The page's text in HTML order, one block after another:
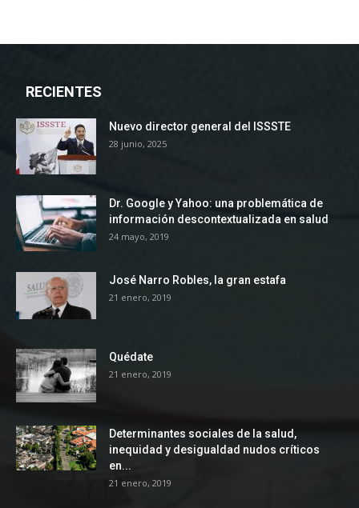
RECIENTES
Nuevo director general del ISSSTE
28 junio, 2025
Dr. Google y Yahoo: una problemática de
información descontextualizada en salud
24 mayo, 2019
José Narro Robles, la gran estafa
21 enero, 2019
Quédate
21 enero, 2019
Determinantes sociales de la salud,
inequidad y desigualdad nudos críticos
en...
21 enero, 2019